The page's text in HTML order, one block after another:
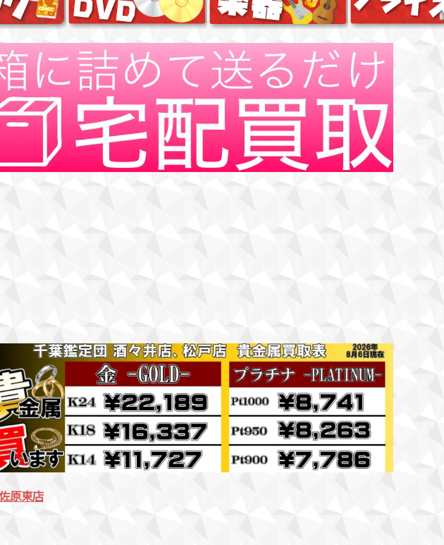
原東店